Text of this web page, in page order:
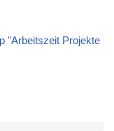
"Arbeitszeit Projekte